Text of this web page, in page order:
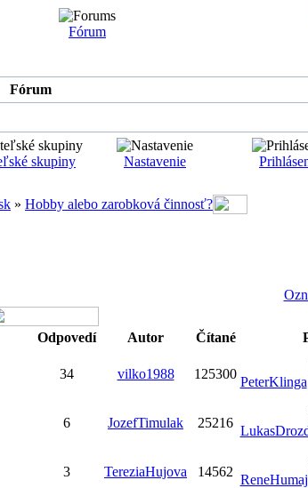
Fórum
Fórum
skupiny Nastavenie
» Hobby alebo zarobková činnosť?
Odpovedí Autor Čítané
34 vilko1988 125300
PeterKlinga
6 JozefTimulak 25216
3 TereziaHujova 14562
ReneHumaj